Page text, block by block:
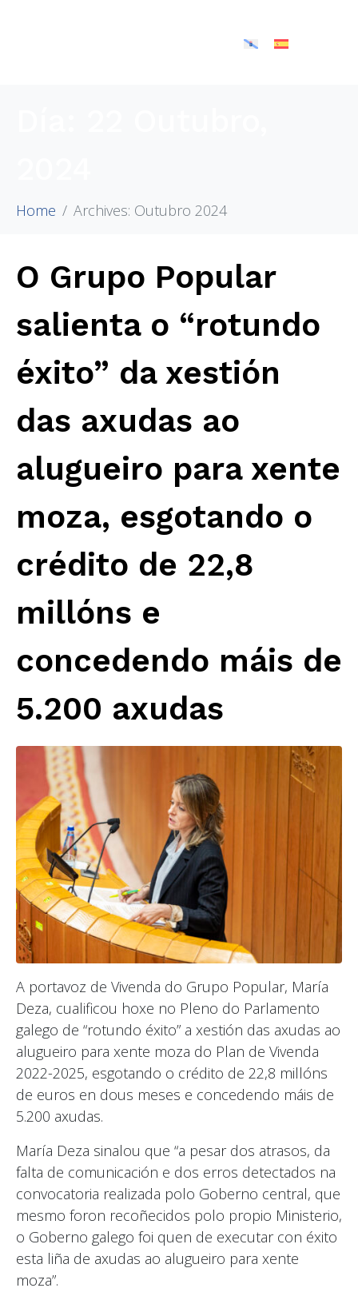
Home Archives: Outubro 2024
O Grupo Popular
salienta o “rotundo
éxito” da xestión
das axudas ao
alugueiro para xente
moza, esgotando o
crédito de 22,8
millóns e
concedendo máis de
5.200 axudas
A portavoz de Vivenda do Grupo Popular, María
Deza, cualificou hoxe no Pleno do Parlamento
galego de “rotundo éxito” a xestión das axudas ao
alugueiro para xente moza do Plan de Vivenda
2022-2025, esgotando o crédito de 22,8 millóns
de euros en dous meses e concedendo máis de
5.200 axudas.
María Deza sinalou que “a pesar dos atrasos, da
falta de comunicación e dos erros detectados na
convocatoria realizada polo Goberno central, que
mesmo foron recoñecidos polo propio Ministerio,
o Goberno galego foi quen de executar con éxito
esta liña de axudas ao alugueiro para xente
moza”.